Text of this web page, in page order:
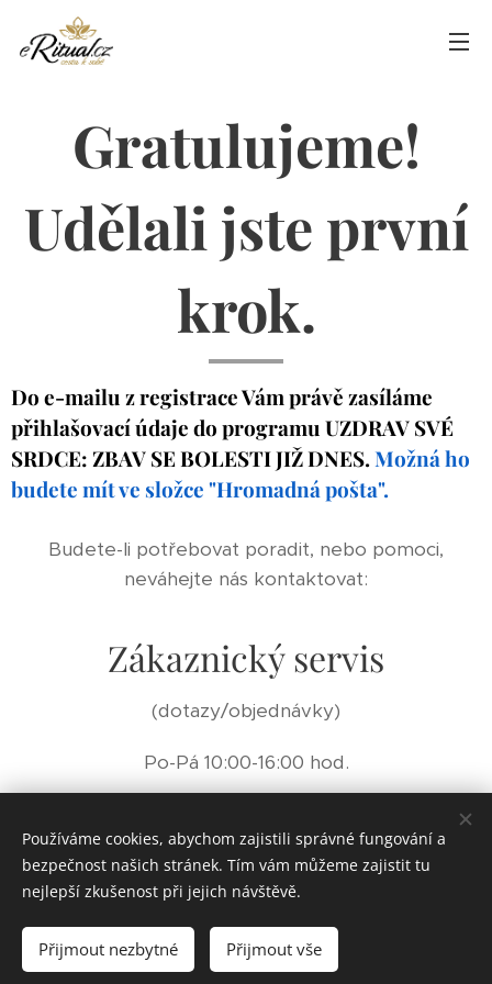
Gratulujeme!
Udělali jste první
krok.
Do e-mailu z registrace Vám právě zasíláme
přihlašovací údaje do programu UZDRAV SVÉ
SRDCE: ZBAV SE BOLESTI JIŽ DNES.Možná ho
budete mít ve složce "Hromadná pošta".
Budete-li potřebovat poradit, nebo pomoci,
neváhejte nás kontaktovat:
Zákaznický servis
(dotazy/objednávky)
Po-Pá 10:00-16:00 hod.
© 2025eRitual.cz.Všechna práva vyhrazena.
Cookies
Používáme cookies, abychom zajistili správné fungování a
bezpečnost našich stránek. Tím vám můžeme zajistit tu
nejlepší zkušenost při jejich návštěvě.
Přijmout nezbytné Přijmout vše